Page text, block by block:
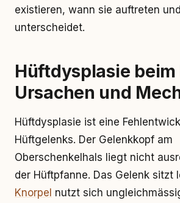
existieren, wann sie auftreten
unterscheidet.
Hüftdysplasie beim
Ursachen und
Hüftdysplasie ist eine
Hüftgelenks. Der Gelenkkopf am
Oberschenkelhals liegt nicht
der Hüftpfanne. Das Gelenk sitzt
Knorpel nutzt sich